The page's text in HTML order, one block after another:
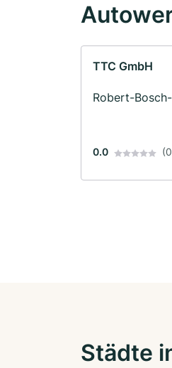
TTC GmbH
Robert-
0.0
Städte